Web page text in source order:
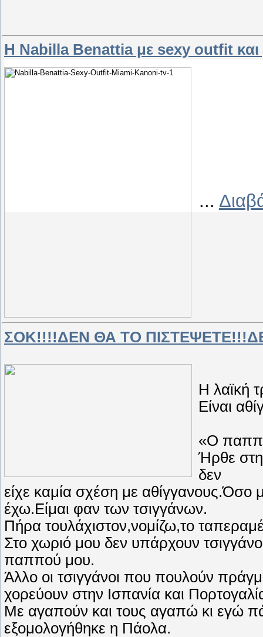
Η Nabilla Benattia με sexy outfit και
...
ΣΟΚ!!!!ΔΕΝ ΘΑ ΤΟ
Η λαϊκή
Είναι
«Ο
Ήρθε
δεν
είχε καμία σχέση με
έχω.Είμαι φαν των τσιγγάνων.
Πήρα τουλάχιστον,νομίζω,το
Στο χωριό μου δεν υπάρχουν
παππού μου.
Άλλο οι τσιγγάνοι που πουλούν
χορεύουν στην Ισπανία και
Με αγαπούν και τους αγαπώ κι εγώ
εξομολογήθηκε η Πάολα.